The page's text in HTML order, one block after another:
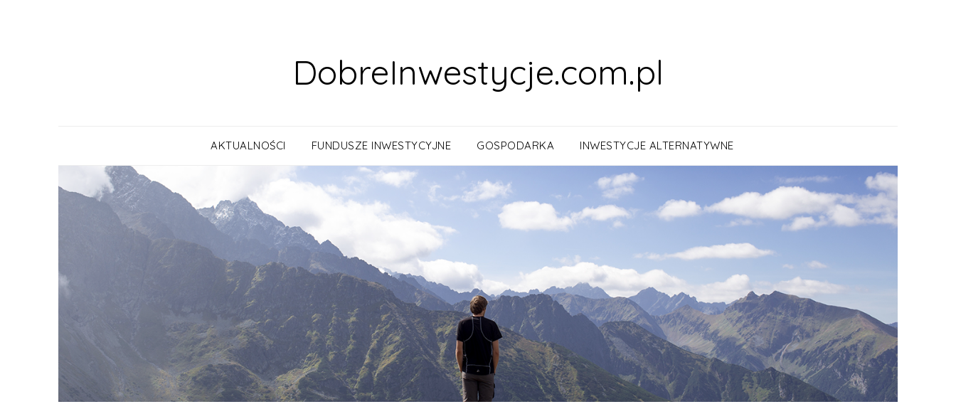
DobreInwestycje.com.pl
AKTUALNOŚCI FUNDUSZE INWESTYCYJNE GOSPODARKA INWESTYCJE ALTERNATYWNE